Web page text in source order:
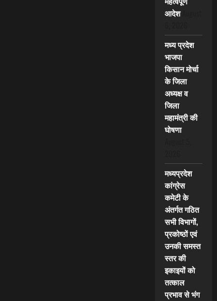
आदेश
मध्य प्रदेश
भाजपा
किसान मोर्चा
के जिला
अध्यक्ष व
जिला
महामंत्री की
घोषणा
मध्यप्रदेश
कांग्रेस
कमेटी के
अंतर्गत गठित
सभी विभागों,
प्रकोष्ठों एवं
उनकी समस्त
स्तर की
इकाइयों को
तत्काल
प्रभाव से भंग